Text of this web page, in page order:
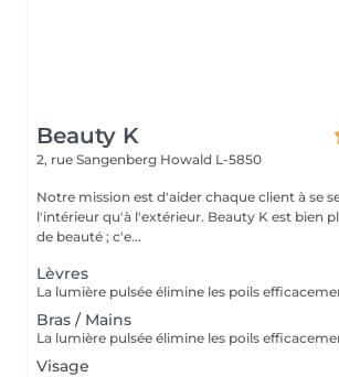
Beauty K
2, rue Sangenberg Howald L-5850
Notre mission est d'aider chaque client à se
l'intérieur qu'à l'extérieur. Beauty K est bien
de beauté ; c'e...
Lèvres
Bras / Mains
Visage